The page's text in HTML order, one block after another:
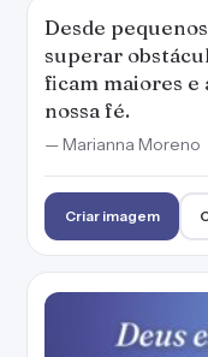
Desde
superar
ficam maiores e
nossa fé.
— Marianna Moreno
Criar imagem